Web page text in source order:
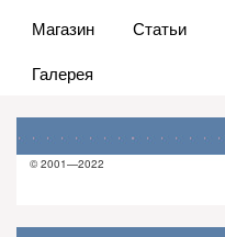
Магазин
Статьи
Галерея
© 2001—2022